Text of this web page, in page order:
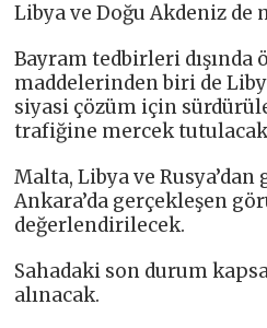
Libya ve Doğu Akdeniz de
Bayram tedbirleri
maddelerinden biri de
siyasi çözüm için
trafiğine mercek
Malta, Libya ve
Ankara’da gerçekleşen
değerlendirilecek.
Sahadaki son durum
alınacak.